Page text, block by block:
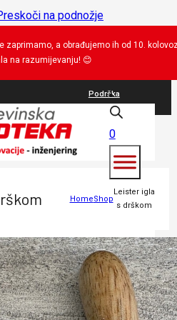
na podnožje
zaprimamo, a obrađujemo ih od 10.
na razumijevanju! 😊
Podrška
0
HomeShop
Leister igla
s drškom